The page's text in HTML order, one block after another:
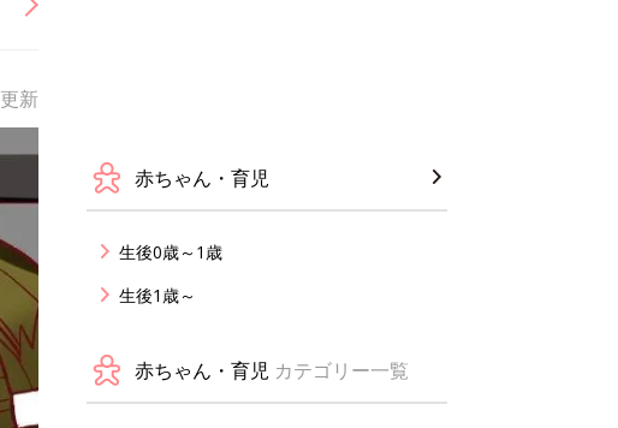
更新
赤ちゃん・育児
生後0歳～1歳
生後1歳～
赤ちゃん・育児 カテゴリー一覧